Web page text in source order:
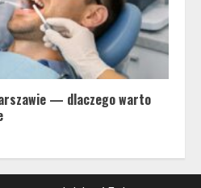
— dlaczego warto